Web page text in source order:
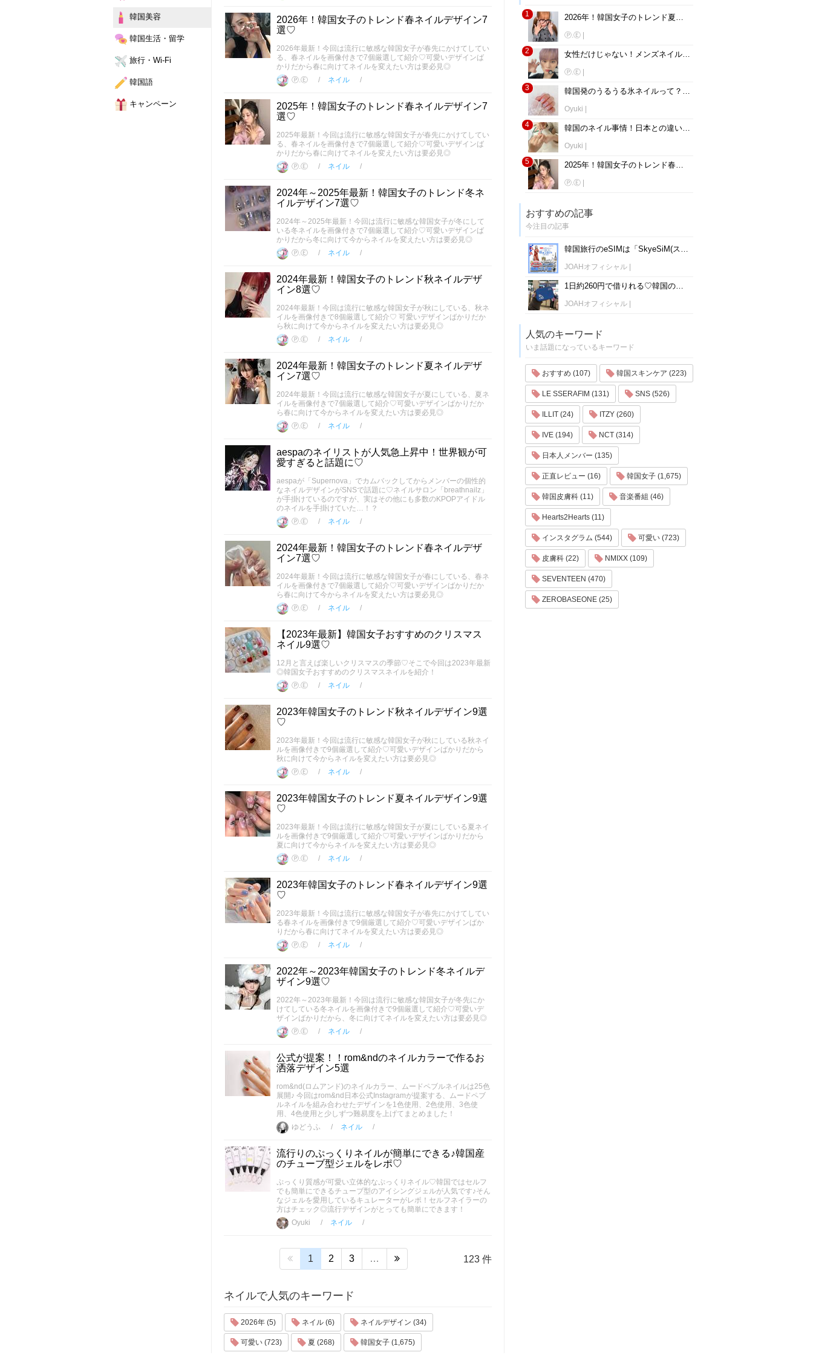
ア
韓国美容
韓国生活・留学
旅行・Wi-Fi
韓国語
キャンペーン
2026年！韓国女子のトレンド春ネイルデザイン7
選♡
2026年最新！今回は流行に敏感な韓国女子が春先にかけてしてい
る、春ネイルを画像付きで7個厳選して紹介♡可愛いデザインば
かりだから春に向けてネイルを変えたい方は要必見◎
Ⓟ.Ⓔ
ネイル
2025年！韓国女子のトレンド春ネイルデザイン7
選♡
2025年最新！今回は流行に敏感な韓国女子が春先にかけてしてい
る、春ネイルを画像付きで7個厳選して紹介♡可愛いデザインば
かりだから春に向けてネイルを変えたい方は要必見◎
Ⓟ.Ⓔ
ネイル
2024年～2025年最新！韓国女子のトレンド冬ネ
イルデザイン7選♡
2024年～2025年最新！今回は流行に敏感な韓国女子が冬にして
いる冬ネイルを画像付きで7個厳選して紹介♡可愛いデザインば
かりだから冬に向けて今からネイルを変えたい方は要必見◎
Ⓟ.Ⓔ
ネイル
2024年最新！韓国女子のトレンド秋ネイルデザ
イン8選♡
2024年最新！今回は流行に敏感な韓国女子が秋にしている、秋ネ
イルを画像付きで8個厳選して紹介♡ 可愛いデザインばかりだか
ら秋に向けて今からネイルを変えたい方は要必見◎
Ⓟ.Ⓔ
ネイル
2024年最新！韓国女子のトレンド夏ネイルデザ
イン7選♡
2024年最新！今回は流行に敏感な韓国女子が夏にしている、夏ネ
イルを画像付きで7個厳選して紹介♡可愛いデザインばかりだか
ら春に向けて今からネイルを変えたい方は要必見◎
Ⓟ.Ⓔ
ネイル
aespaのネイリストが人気急上昇中！世界観が可
愛すぎると話題に♡
aespaが「Supernova」でカムバックしてからメンバーの個性的
なネイルデザインがSNSで話題に♡ネイルサロン「breathnailz」
が手掛けているのですが、実はその他にも多数のKPOPアイドル
のネイルを手掛けていた…！？
Ⓟ.Ⓔ
ネイル
2024年最新！韓国女子のトレンド春ネイルデザ
イン7選♡
2024年最新！今回は流行に敏感な韓国女子が春にしている、春ネ
イルを画像付きで7個厳選して紹介♡可愛いデザインばかりだか
ら春に向けて今からネイルを変えたい方は要必見◎
Ⓟ.Ⓔ
ネイル
【2023年最新】韓国女子おすすめのクリスマス
ネイル9選♡
12月と言えば楽しいクリスマスの季節♡そこで今回は2023年最新
◎韓国女子おすすめのクリスマスネイルを紹介！
Ⓟ.Ⓔ
ネイル
2023年韓国女子のトレンド秋ネイルデザイン9選
♡
2023年最新！今回は流行に敏感な韓国女子が秋にしている秋ネイ
ルを画像付きで9個厳選して紹介♡可愛いデザインばかりだから
秋に向けて今からネイルを変えたい方は要必見◎
Ⓟ.Ⓔ
ネイル
2023年韓国女子のトレンド夏ネイルデザイン9選
♡
2023年最新！今回は流行に敏感な韓国女子が夏にしている夏ネイ
ルを画像付きで9個厳選して紹介♡可愛いデザインばかりだから
夏に向けて今からネイルを変えたい方は要必見◎
Ⓟ.Ⓔ
ネイル
2023年韓国女子のトレンド春ネイルデザイン9選
♡
2023年最新！今回は流行に敏感な韓国女子が春先にかけてしてい
る春ネイルを画像付きで9個厳選して紹介♡可愛いデザインばか
りだから春に向けてネイルを変えたい方は要必見◎
Ⓟ.Ⓔ
ネイル
2022年～2023年韓国女子のトレンド冬ネイルデ
ザイン9選♡
2022年～2023年最新！今回は流行に敏感な韓国女子が冬先にか
けてしている冬ネイルを画像付きで9個厳選して紹介♡可愛いデ
ザインばかりだから、冬に向けてネイルを変えたい方は要必見◎
Ⓟ.Ⓔ
ネイル
公式が提案！！rom&ndのネイルカラーで作るお
洒落デザイン5選
rom&nd(ロムアンド)のネイルカラー、ムードペブルネイルは25色
展開♪ 今回はrom&nd日本公式Instagramが提案する、ムードペブ
ルネイルを組み合わせたデザインを1色使用、2色使用、3色使
用、4色使用と少しずつ難易度を上げてまとめました！
ゆどうふ
ネイル
流行りのぷっくりネイルが簡単にできる♪韓国産
のチューブ型ジェルをレポ♡
ぷっくり質感が可愛い立体的なぷっくりネイル♡韓国ではセルフ
でも簡単にできるチューブ型のアイシングジェルが人気です♪そん
なジェルを愛用しているキュレーターがレポ！セルフネイラーの
方はチェック◎流行デザインがとっても簡単にできます！
Oyuki
ネイル
123 件
1 2 3 …
ネイルで人気のキーワード
2026年 (5) ネイル (6) ネイルデザイン (34)
可愛い (723) 夏 (268) 韓国女子 (1,675)
1 2026年！韓国女子のトレンド夏ネイルデザイン7選♡
Ⓟ.Ⓔ|
2
女性だけじゃない！メンズネイルを楽しむ韓国男性アイドル10人♡
Ⓟ.Ⓔ|
3
韓国発のうるうる氷ネイルって？♡参考になるデザイン紹介♪
Oyuki
4
韓国のネイル事情！日本との違いや特徴とは？
Oyuki
5
2025年！韓国女子のトレンド春ネイルデザイン7選♡
Ⓟ.Ⓔ|
おすすめの記事
今注目の記事
韓国旅行のeSIMは「SkyeSiM(スカイイーシム)」！1日単位で最安値380円から利用可能！
JOAHオフィシャル|
1日約260円で借りれる♡韓国のWiFiレンタルおすすめ「WiFi弁当(WiFi Dosirak)」
JOAHオフィシャル|
人気のキーワード
いま話題になっているキーワード
おすすめ (107) 韓国スキンケア (223)
LE SSERAFIM (131) SNS (526)
ILLIT (24) ITZY (260)
IVE (194) NCT (314)
日本人メンバー (135)
正直レビュー (16) 韓国女子 (1,675)
韓国皮膚科 (11) 音楽番組 (46)
Hearts2Hearts (11)
インスタグラム (544) 可愛い (723)
皮膚科 (22) NMIXX (109)
SEVENTEEN (470)
ZEROBASEONE (25)